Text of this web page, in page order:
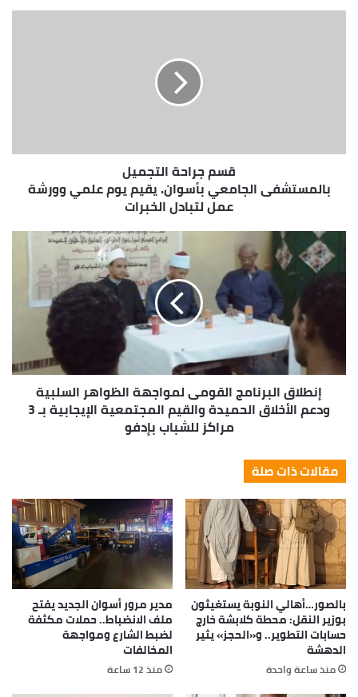
والأمناء المساعدين الثلاثة محمد بدر حلفاوي ويسري
قسم جراحة التجميل
بالمستشفى الجامعي بأسوان. يقيم يوم علمي وورشة
عمل لتبادل الخبرات
إنطلاق البرنامج القومى لمواجهة الظواهر السلبية
ودعم الأخلاق الحميدة والقيم المجتمعية الإيجابية بـ 3
مراكز للشباب بإدفو
مقالات ذات صلة
بالصور…أهالي النوبة يستغيثون
بوزير النقل: محطة كلابشة خارج
حسابات التطوير.. و«الحجز» يثير
الدهشة
منذ ساعة واحدة
مدير مرور أسوان الجديد يفتح
ملف الانضباط.. حملات مكثفة
لضبط الشارع ومواجهة
المخالفات
منذ 12 ساعة